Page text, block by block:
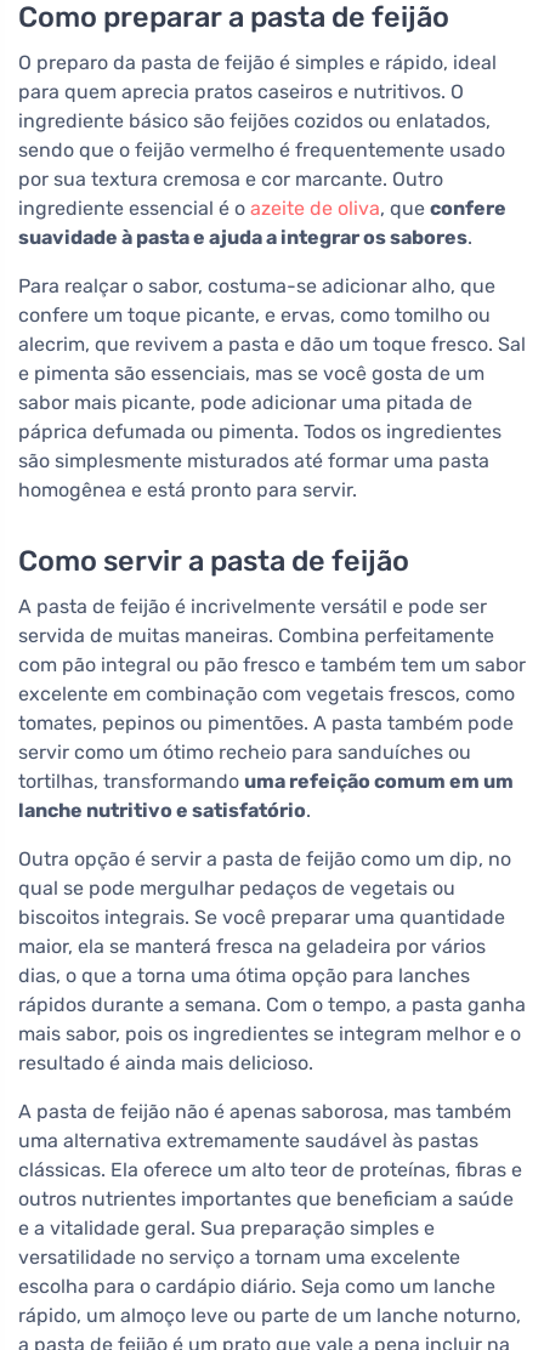
Como preparar a pasta de feijão
O preparo da pasta de feijão é simples e rápido, ideal
para quem aprecia pratos caseiros e nutritivos. O
ingrediente básico são feijões cozidos ou enlatados,
sendo que o feijão vermelho é frequentemente usado
por sua textura cremosa e cor marcante. Outro
ingrediente essencial é o azeite de oliva, que confere
suavidade à pasta e ajuda a integrar os sabores.
Para realçar o sabor, costuma-se adicionar alho, que
confere um toque picante, e ervas, como tomilho ou
alecrim, que revivem a pasta e dão um toque fresco. Sal
e pimenta são essenciais, mas se você gosta de um
sabor mais picante, pode adicionar uma pitada de
páprica defumada ou pimenta. Todos os ingredientes
são simplesmente misturados até formar uma pasta
homogênea e está pronto para servir.
Como servir a pasta de feijão
A pasta de feijão é incrivelmente versátil e pode ser
servida de muitas maneiras. Combina perfeitamente
com pão integral ou pão fresco e também tem um sabor
excelente em combinação com vegetais frescos, como
tomates, pepinos ou pimentões. A pasta também pode
servir como um ótimo recheio para sanduíches ou
tortilhas, transformando uma refeição comum em um
lanche nutritivo e satisfatório.
Outra opção é servir a pasta de feijão como um dip, no
qual se pode mergulhar pedaços de vegetais ou
biscoitos integrais. Se você preparar uma quantidade
maior, ela se manterá fresca na geladeira por vários
dias, o que a torna uma ótima opção para lanches
rápidos durante a semana. Com o tempo, a pasta ganha
mais sabor, pois os ingredientes se integram melhor e o
resultado é ainda mais delicioso.
A pasta de feijão não é apenas saborosa, mas também
uma alternativa extremamente saudável às pastas
clássicas. Ela oferece um alto teor de proteínas, fibras e
outros nutrientes importantes que beneficiam a saúde
e a vitalidade geral. Sua preparação simples e
versatilidade no serviço a tornam uma excelente
escolha para o cardápio diário. Seja como um lanche
rápido, um almoço leve ou parte de um lanche noturno,
a pasta de feijão é um prato que vale a pena incluir na